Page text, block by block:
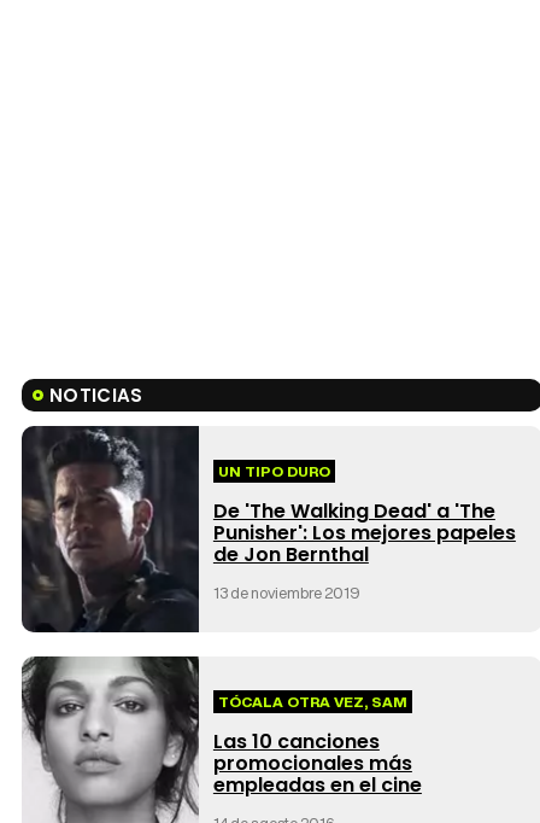
NOTICIAS
UN TIPO DURO
De 'The Walking Dead' a 'The
Punisher': Los mejores papeles
de Jon Bernthal
13 de noviembre 2019
TÓCALA OTRA VEZ, SAM
Las 10 canciones
promocionales más
empleadas en el cine